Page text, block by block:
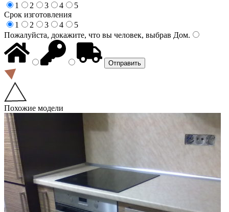
1
2 3 4
5
Срок изготовления
1
2 3 4
5
Пожалуйста, докажите, что вы человек, выбрав Дом.
Похожие модели